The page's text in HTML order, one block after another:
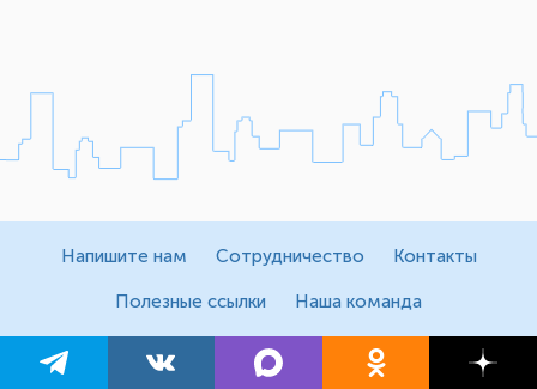
Напишите нам Сотрудничество Контакты
Полезные ссылки Наша команда